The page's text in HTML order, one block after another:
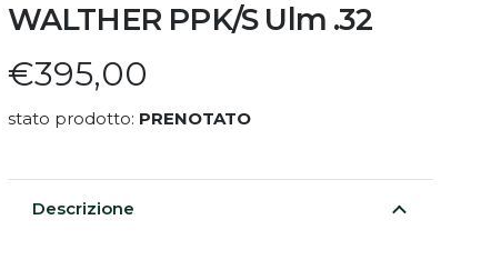
WALTHER PPK/S Ulm .32
€395,00
stato prodotto: PRENOTATO
Descrizione